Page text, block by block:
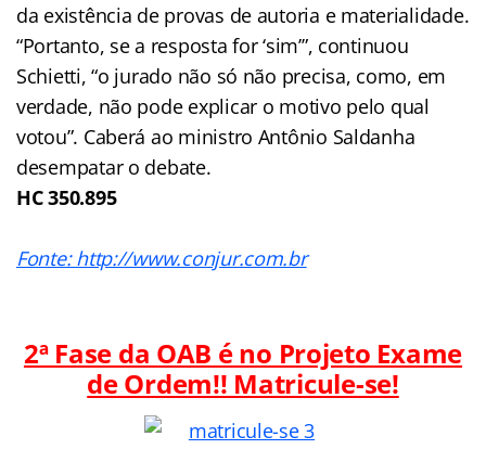
da existência de provas de autoria e materialidade.
“Portanto, se a resposta for ‘sim’”, continuou
Schietti, “o jurado não só não precisa, como, em
verdade, não pode explicar o motivo pelo qual
votou”. Caberá ao ministro Antônio Saldanha
desempatar o debate.
HC 350.895
Fonte: http://www.conjur.com.br
2ª Fase da OAB é no Projeto Exame
de Ordem!! Matricule-se!